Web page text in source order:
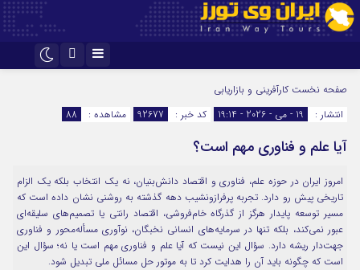
اینستاگرام
صفحه نخست کارآفرینی و بازاریابی
انتشار :
19 - می - 2026 - 19:14 کد خبر : 92677 مشاهده : 88
آیا علم و فناوری مهم است؟
امروز ایران در حوزه علم، فناوری و اقتصاد دانش‌بنیان، نه یک انتخاب بلکه یک الزام
تاریخی پیش رو دارد. تجربه پرفرازونشیب دهه گذشته به روشنی نشان داده است که
مسیر توسعه پایدار هرگز از گذرگاه خام‌فروشی، اقتصاد رانتی یا تصمیم‌های سلیقه‌ای
عبور نمی‌کند، بلکه تنها در سرمایه‌های انسانی نخبگان، نوآوری مسأله‌محور و فناوری
جهت‌دار ریشه دارد. سؤال این نیست که آیا علم و فناوری مهم است یا نه؛ سؤال این
است که چگونه باید آن را هدایت کرد تا به موتور حل مسائل ملی تبدیل شود.